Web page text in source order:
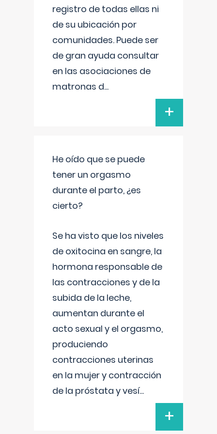
registro de todas ellas ni
de su ubicación por
comunidades. Puede ser
de gran ayuda consultar
en las asociaciones de
matronas d...
+
He oído que se puede
tener un orgasmo
durante el parto, ¿es
cierto?
Se ha visto que los niveles
de oxitocina en sangre, la
hormona responsable de
las contracciones y de la
subida de la leche,
aumentan durante el
acto sexual y el orgasmo,
produciendo
contracciones uterinas
en la mujer y contracción
de la próstata y vesí...
+